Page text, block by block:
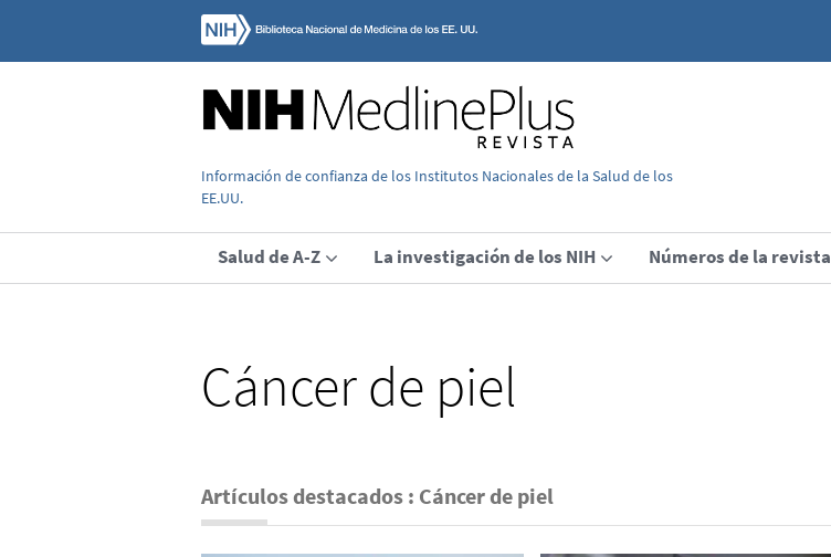
Información de confianza de los Institutos Nacionales de la Salud de los
EE.UU.
Salud de A-Z La investigación de los NIH Números de la revista
Cáncer de piel
Artículos destacados : Cáncer de piel